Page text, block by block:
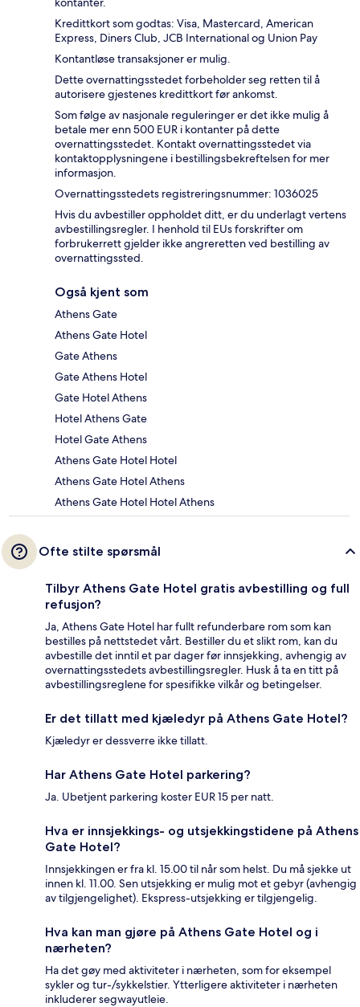
Kredittkort som godtas: Visa, Mastercard, American
Express, Diners Club, JCB International og Union Pay
Kontantløse transaksjoner er mulig.
Dette overnattingsstedet forbeholder seg retten til å
autorisere gjestenes kredittkort før ankomst.
Som følge av nasjonale reguleringer er det ikke mulig å
betale mer enn 500 EUR i kontanter på dette
overnattingsstedet. Kontakt overnattingsstedet via
kontaktopplysningene i bestillingsbekreftelsen for mer
informasjon.
Overnattingsstedets registreringsnummer: 1036025
Hvis du avbestiller oppholdet ditt, er du underlagt vertens
avbestillingsregler. I henhold til EUs forskrifter om
forbrukerrett gjelder ikke angreretten ved bestilling av
overnattingssted.
Også kjent som
Athens Gate
Athens Gate Hotel
Gate Athens
Gate Athens Hotel
Gate Hotel Athens
Hotel Athens Gate
Hotel Gate Athens
Athens Gate Hotel Hotel
Athens Gate Hotel Athens
Athens Gate Hotel Hotel Athens
Ofte stilte spørsmål
Tilbyr Athens Gate Hotel gratis avbestilling og full
refusjon?
Ja, Athens Gate Hotel har fullt refunderbare rom som kan
bestilles på nettstedet vårt. Bestiller du et slikt rom, kan du
avbestille det inntil et par dager før innsjekking, avhengig av
overnattingsstedets avbestillingsregler. Husk å ta en titt på
avbestillingsreglene for spesifikke vilkår og betingelser.
Er det tillatt med kjæledyr på Athens Gate Hotel?
Kjæledyr er dessverre ikke tillatt.
Har Athens Gate Hotel parkering?
Ja. Ubetjent parkering koster EUR 15 per natt.
Hva er innsjekkings- og utsjekkingstidene på Athens
Gate Hotel?
Innsjekkingen er fra kl. 15.00 til når som helst. Du må sjekke ut
innen kl. 11.00. Sen utsjekking er mulig mot et gebyr (avhengig
av tilgjengelighet). Ekspress-utsjekking er tilgjengelig.
Hva kan man gjøre på Athens Gate Hotel og i
nærheten?
Ha det gøy med aktiviteter i nærheten, som for eksempel
sykler og tur-/sykkelstier. Ytterligere aktiviteter i nærheten
inkluderer segwayutleie.